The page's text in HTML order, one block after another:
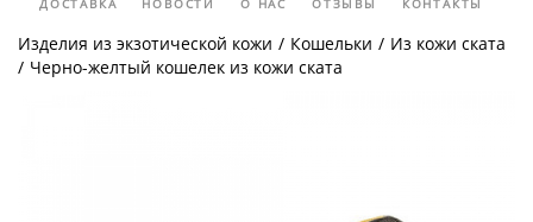
ДОСТАВКА НОВОСТИ О НАС ОТЗЫВЫ КОНТАКТЫ
Изделия из экзотической кожи / Кошельки / Из кожи ската
/ Черно-желтый кошелек из кожи ската